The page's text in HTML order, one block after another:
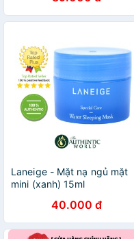
Laneige - Mặt nạ ngủ mặt
mini (xanh) 15ml
40.000 đ